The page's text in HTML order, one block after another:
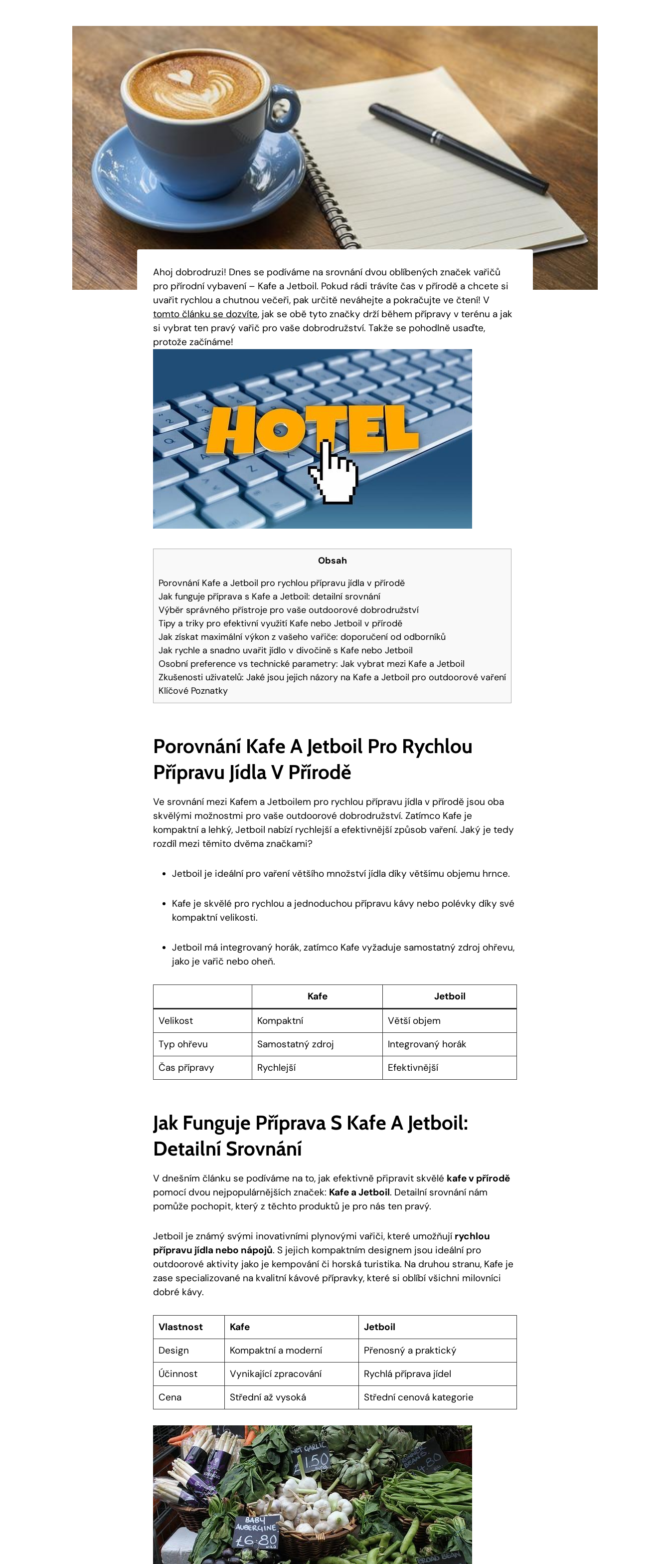
Ahoj dobrodruzi! Dnes se podíváme na srovnání dvou oblíbených značek vařičů
pro přírodní vybavení – Kafe a Jetboil. Pokud rádi trávíte čas v přírodě a chcete si
uvařit rychlou a chutnou večeři, pak určitě neváhejte a pokračujte ve čtení! V
tomto článku se dozvíte, jak se obě tyto značky drží během přípravy v terénu a jak
si vybrat ten pravý vařič pro vaše dobrodružství. Takže se pohodlně usaďte,
protože začínáme!
Obsah
Porovnání Kafe a Jetboil pro rychlou přípravu jídla v přírodě
Jak funguje příprava s Kafe a Jetboil: detailní srovnání
Výběr správného přístroje pro vaše outdoorové dobrodružství
Tipy a triky pro efektivní využití Kafe nebo Jetboil v přírodě
Jak získat maximální výkon z vašeho vařiče: doporučení od odborníků
Jak rychle a snadno uvařit jídlo v divočině s Kafe nebo Jetboil
Osobní preference vs technické parametry: Jak vybrat mezi Kafe a Jetboil
Zkušenosti uživatelů: Jaké jsou jejich názory na Kafe a Jetboil pro outdoorové vaření
Klíčové Poznatky
Porovnání Kafe A Jetboil Pro Rychlou
Přípravu Jídla V Přírodě
Ve srovnání mezi Kafem a Jetboilem pro rychlou přípravu jídla v přírodě jsou oba
skvělými možnostmi pro vaše outdoorové dobrodružství. Zatímco Kafe je
kompaktní a lehký, Jetboil nabízí rychlejší a efektivnější způsob vaření. Jaký je tedy
rozdíl mezi těmito dvěma značkami?
Jetboil je ideální pro vaření většího množství jídla díky většímu objemu hrnce.
Kafe je skvělé pro rychlou a jednoduchou přípravu kávy nebo polévky díky své
kompaktní velikosti.
Jetboil má integrovaný horák, zatímco Kafe vyžaduje samostatný zdroj ohřevu,
jako je vařič nebo oheň.
Kafe
Jetboil
Velikost
Kompaktní
Větší objem
Typ ohřevu
Samostatný zdroj
Integrovaný horák
Čas přípravy
Rychlejší Efektivnější
Jak Funguje Příprava S Kafe A Jetboil:
Detailní Srovnání
V dnešním článku se podíváme na to, jak efektivně připravit skvělé kafe v přírodě
pomocí dvou nejpopulárnějších značek: Kafe a Jetboil. Detailní srovnání nám
pomůže pochopit, který z těchto produktů je pro nás ten pravý.
Jetboil je známý svými inovativními plynovými vařiči, které umožňují rychlou
přípravu jídla nebo nápojů. S jejich kompaktním designem jsou ideální pro
outdoorové aktivity jako je kempování či horská turistika. Na druhou stranu, Kafe je
zase specializované na kvalitní kávové přípravky, které si oblíbí všichni milovníci
dobré kávy.
Vlastnost Kafe
Jetboil
Design
Kompaktní a moderní
Přenosný a praktický
Účinnost
Vynikající zpracování
Rychlá příprava jídel
Cena
Střední až vysoká Střední cenová kategorie